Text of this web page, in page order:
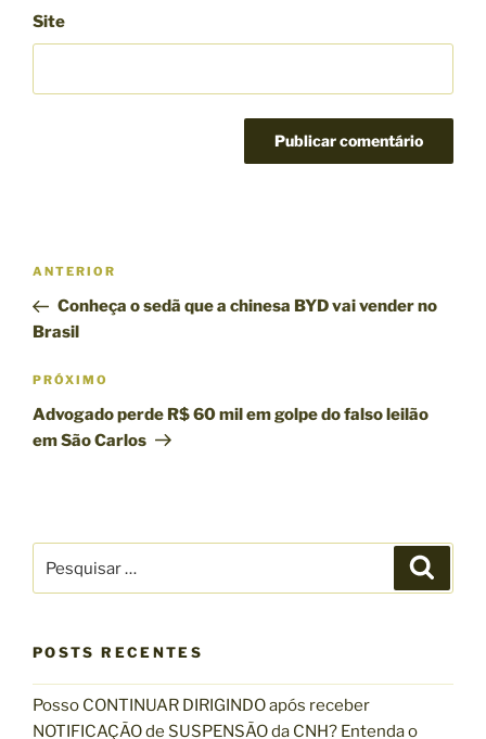
Site
N
v
g
a
ç
P
s
t
P
o
s
a
n
ANTERIOR
Conheça o sedã que a chinesa BYD vai vender no
Brasil
P
r
ó
o
o
t
PRÓXIMO
Advogado perde R$ 60 mil em golpe do falso leilão
em São Carlos
u
i
s
s
r
POSTS RECENTES
Posso CONTINUAR DIRIGINDO após receber
NOTIFICAÇÃO de SUSPENSÃO da CNH? Entenda o